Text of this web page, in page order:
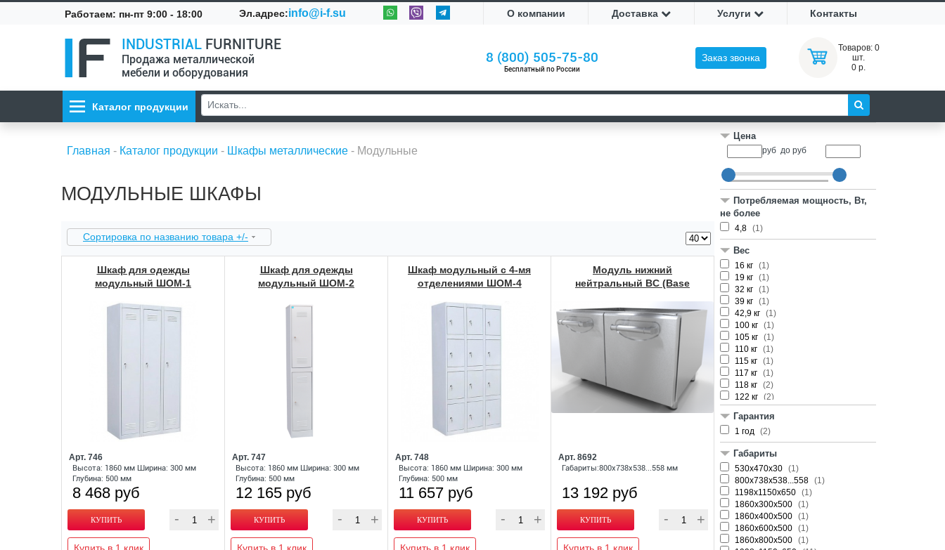
Работаем: пн-пт 9:00 - 18:00 Эл.адрес:info@i-f.su О компании Доставка Услуги Контакты
INDUSTRIAL FURNITURE
Продажа металлической
мебели и оборудования
8 (800) 505-75-80
Бесплатный по России
Заказ звонка
Товаров: 0
шт.
0 р.
Каталог продукции
Главная - Каталог продукции - Шкафы металлические - Модульные
МОДУЛЬНЫЕ ШКАФЫ
Сортировка по названию товара +/-
Шкаф для одежды
модульный ШОМ-1
Арт. 746
Высота: 1860 мм Ширина: 300 мм
Глубина: 500 мм
8 468 руб
Шкаф для одежды
модульный ШОМ-2
Арт. 747
Высота: 1860 мм Ширина: 300 мм
Глубина: 500 мм
12 165 руб
Шкаф модульный с 4-мя
отделениями ШОМ-4
Арт. 748
Высота: 1860 мм Ширина: 300 мм
Глубина: 500 мм
11 657 руб
Модуль нижний
нейтральный BC (Base
Арт. 8692
Габариты:800х738х538...558 мм
13 192 руб
Цена
руб до руб
Потребляемая мощность, Вт,
не более
4,8 (1)
Вес
16 кг (1)
19 кг (1)
32 кг (1)
39 кг (1)
42,9 кг (1)
100 кг (1)
105 кг (1)
110 кг (1)
115 кг (1)
117 кг (1)
118 кг (2)
122 кг (2)
128 кг (1)
130 кг
(1)
Гарантия
1 год (2)
Габариты
530х470х30 (1)
800х738х538...558 (1)
1198x1150x650 (1)
1860x300x500 (1)
1860x400x500 (1)
1860x600x500 (1)
1860x800x500 (1)